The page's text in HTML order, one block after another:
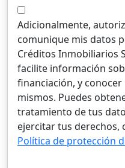
Adicionalmente,
comunique mis datos
Créditos Inmobiliarios
facilite información
financiación, y
mismos. Puedes
tratamiento de tus
ejercitar tus derechos,
Política de protección